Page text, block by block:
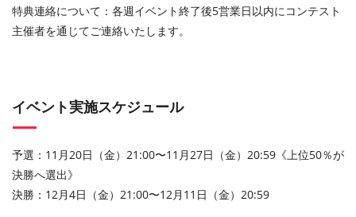
特典連絡について：各週イベント終了後5営業日以内にコンテスト
主催者を通じてご連絡いたします。
イベント実施スケジュール
予選：11月20日（金）21:00〜11月27日（金）20:59《上位50％が
決勝へ選出》
決勝：12月4日（金）21:00〜12月11日（金）20:59